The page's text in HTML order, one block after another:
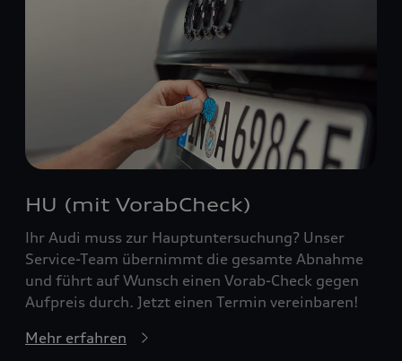
HU (mit VorabCheck)
Ihr Audi muss zur Hauptuntersuchung? Unser
Service-Team übernimmt die gesamte Abnahme
und führt auf Wunsch einen Vorab-Check gegen
Aufpreis durch. Jetzt einen Termin vereinbaren!
Mehr erfahren